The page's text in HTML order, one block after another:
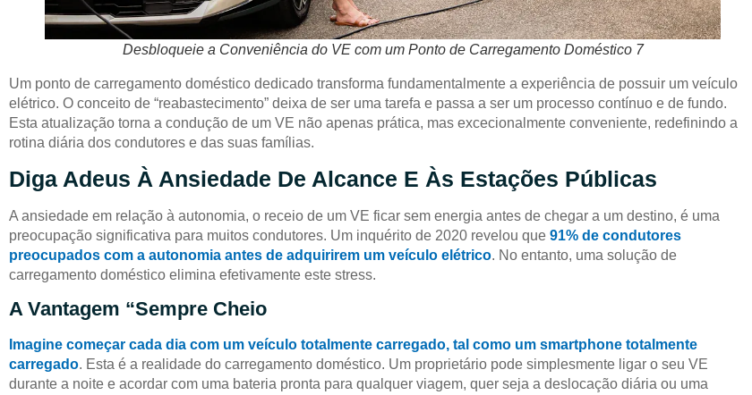
Desbloqueie a Conveniência do VE com um Ponto de Carregamento Doméstico 7
Um ponto de carregamento doméstico dedicado transforma fundamentalmente a experiência de possuir um veículo
elétrico. O conceito de “reabastecimento” deixa de ser uma tarefa e passa a ser um processo contínuo e de fundo.
Esta atualização torna a condução de um VE não apenas prática, mas excecionalmente conveniente, redefinindo a
rotina diária dos condutores e das suas famílias.
Diga Adeus À Ansiedade De Alcance E Às Estações Públicas
A ansiedade em relação à autonomia, o receio de um VE ficar sem energia antes de chegar a um destino, é uma
preocupação significativa para muitos condutores. Um inquérito de 2020 revelou que 91% de condutores
preocupados com a autonomia antes de adquirirem um veículo elétrico. No entanto, uma solução de
carregamento doméstico elimina efetivamente este stress.
A Vantagem “Sempre Cheio
Imagine começar cada dia com um veículo totalmente carregado, tal como um smartphone totalmente
carregado. Esta é a realidade do carregamento doméstico. Um proprietário pode simplesmente ligar o seu VE
durante a noite e acordar com uma bateria pronta para qualquer viagem, quer seja a deslocação diária ou uma